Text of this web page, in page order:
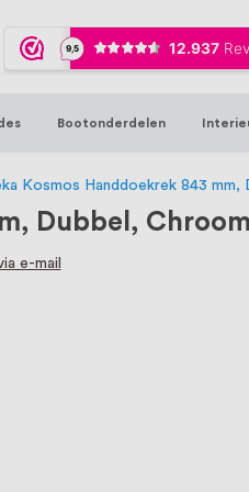
20 jaar ervaring
en
produceren,
we geloven
Bootonderdelen
Kosmos Handdoekrek 843 mm,
Dubbel, Chroom
e-mail